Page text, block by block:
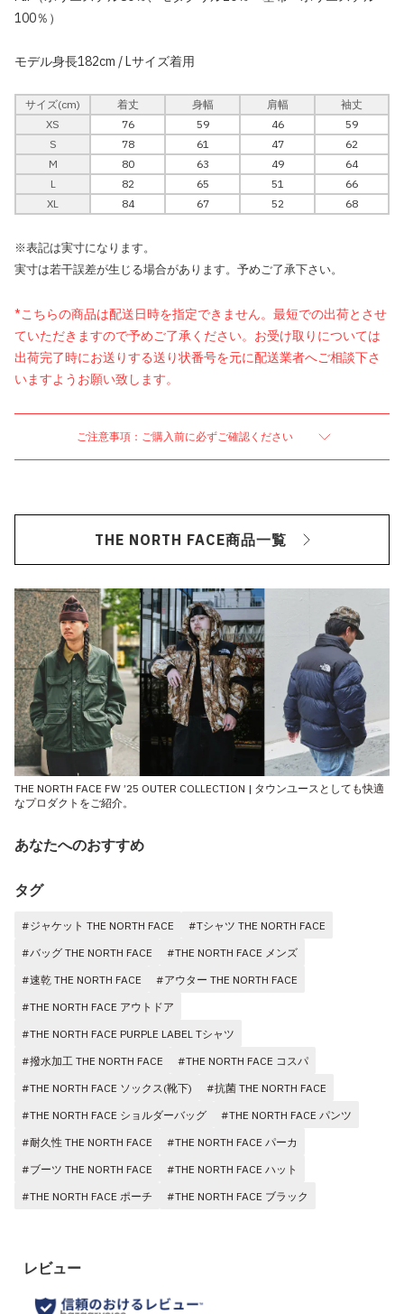
100％）
モデル身長182cm / Lサイズ着用
サイズ(cm) 着丈 身幅 肩幅
袖丈
XS
76 59 46
59
S
78 61 47
62
M
80 63 49
64
L
82 65 51
66
XL
84 67 52 68
※表記は実寸になります。
実寸は若干誤差が生じる場合があります。予めご了承下さい。
*こちらの商品は配送日時を指定できません。最短での出荷とさせ
ていただきますので予めご了承ください。お受け取りについては
出荷完了時にお送りする送り状番号を元に配送業者へご相談下さ
いますようお願い致します。
ご注意事項：ご購入前に必ずご確認ください
THE NORTH FACE商品一覧
THE NORTH FACE FW ’25 OUTER COLLECTION | タウンユースとしても快適
なプロダクトをご紹介。
あなたへのおすすめ
タグ
#ジャケット THE NORTH FACE
#Tシャツ THE NORTH FACE
#バッグ THE NORTH FACE
#THE NORTH FACE メンズ
#速乾 THE NORTH FACE
#アウター THE NORTH FACE
#THE NORTH FACE アウトドア
#THE NORTH FACE PURPLE LABEL Tシャツ
#撥水加工 THE NORTH FACE
#THE NORTH FACE コスパ
#THE NORTH FACE ソックス(靴下)
#抗菌 THE NORTH FACE
#THE NORTH FACE ショルダーバッグ
#THE NORTH FACE パンツ
#耐久性 THE NORTH FACE
#THE NORTH FACE パーカ
#ブーツ THE NORTH FACE
#THE NORTH FACE ハット
#THE NORTH FACE ポーチ
#THE NORTH FACE ブラック